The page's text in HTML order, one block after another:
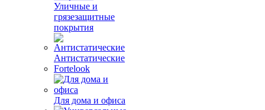
Уличные и
грязезащитные
покрытия
Антистатические
Fortelook
Для дома и офиса